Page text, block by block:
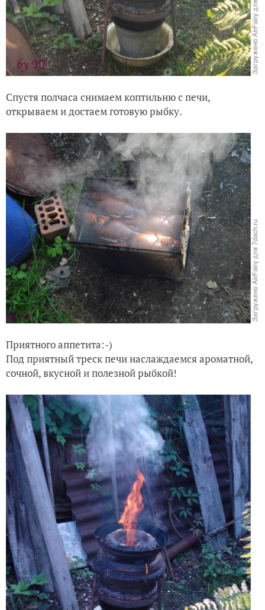
Спустя полчаса снимаем коптильню с печи,
открываем и достаем готовую рыбку.
Приятного аппетита:-)
Под приятный треск печи наслаждаемся ароматной,
сочной, вкусной и полезной рыбкой!